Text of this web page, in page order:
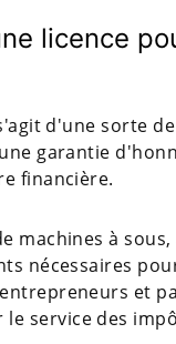
licence
d'une sorte
garantie
financière.
machines à
nécessaires
et
service des